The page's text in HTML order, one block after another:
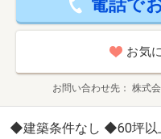
電話で
お気
お問い合わせ先 株式
◆建築条件なし ◆60坪以